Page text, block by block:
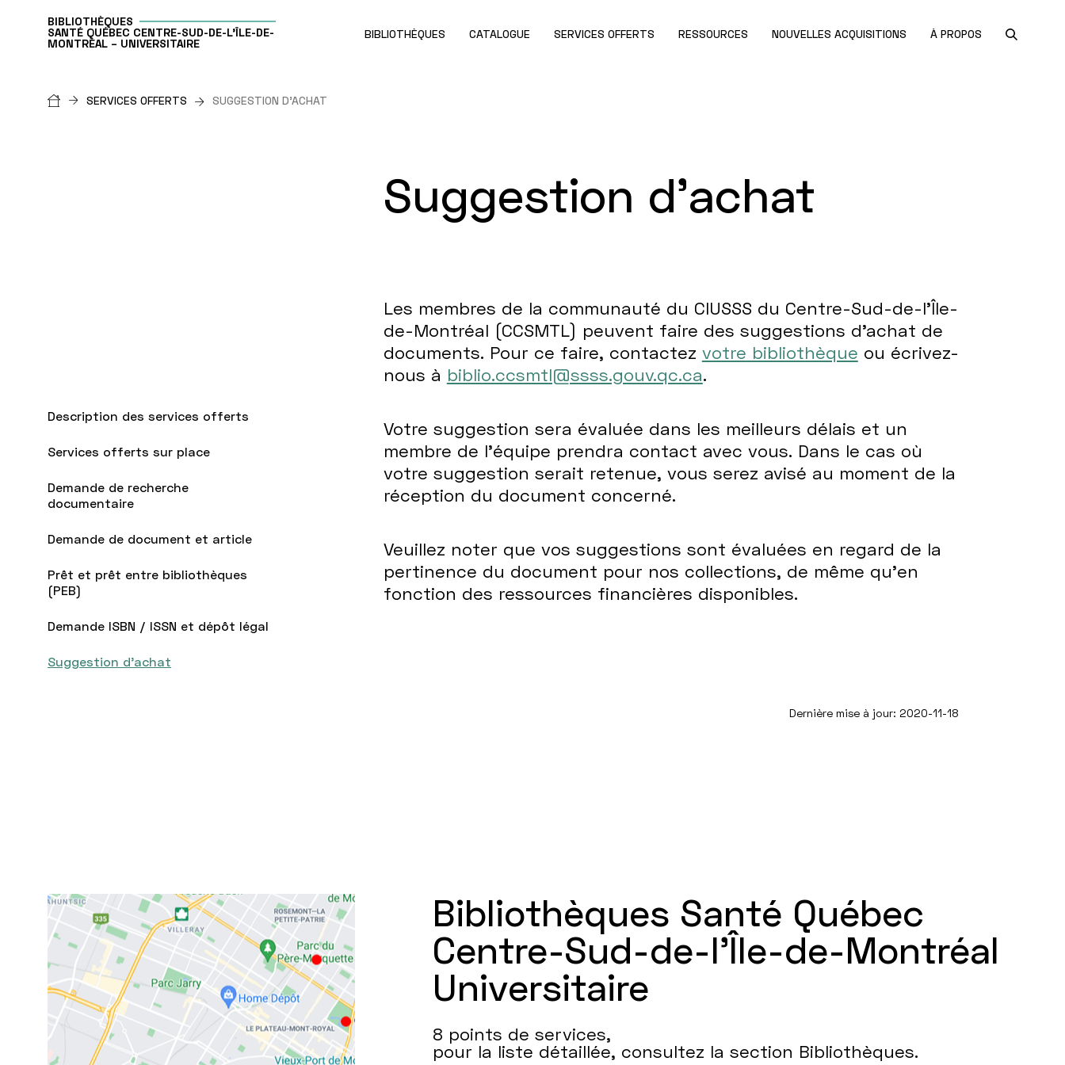
BIBLIOTHÈQUES
SANTÉ QUÉBEC CENTRE-SUD-DE-L'ÎLE-DE-
MONTRÉAL – UNIVERSITAIRE
BIBLIOTHÈQUES CATALOGUE SERVICES OFFERTS RESSOURCES NOUVELLES ACQUISITIONS À PROPOS
SERVICES OFFERTS SUGGESTION D'ACHAT
Description des services offerts
Services offerts sur place
Demande de recherche
documentaire
Demande de document et article
Prêt et prêt entre bibliothèques
(PEB)
Demande ISBN / ISSN et dépôt légal
Suggestion d'achat
Suggestion d'achat
Les membres de la communauté du CIUSSS du Centre-Sud-de-l’Île-
de-Montréal (CCSMTL) peuvent faire des suggestions d’achat de
documents. Pour ce faire, contactez votre bibliothèque ou écrivez-
nous à biblio.ccsmtl@ssss.gouv.qc.ca.
Votre suggestion sera évaluée dans les meilleurs délais et un
membre de l’équipe prendra contact avec vous. Dans le cas où
votre suggestion serait retenue, vous serez avisé au moment de la
réception du document concerné.
Veuillez noter que vos suggestions sont évaluées en regard de la
pertinence du document pour nos collections, de même qu’en
fonction des ressources financières disponibles.
Dernière mise à jour: 2020-11-18
Bibliothèques Santé Québec
Centre-Sud-de-l’Île-de-Montréal
Universitaire
8 points de services,
pour la liste détaillée, consultez la section Bibliothèques.